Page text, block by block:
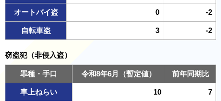
オートバイ盗 0 -2
自転車盗 3 -2
窃盗犯（非侵入盗）
罪種・手口 令和8年6月（暫定値） 前年同期比
車上ねらい 10 7